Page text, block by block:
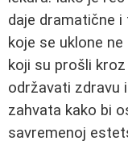
daje dramatične
koje se uklone
koji su prošli kroz
održavati zdravu
zahvata kako bi
savremenoj